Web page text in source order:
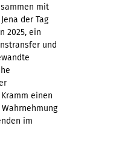
mit
der Tag
2025, ein
und
einen
im